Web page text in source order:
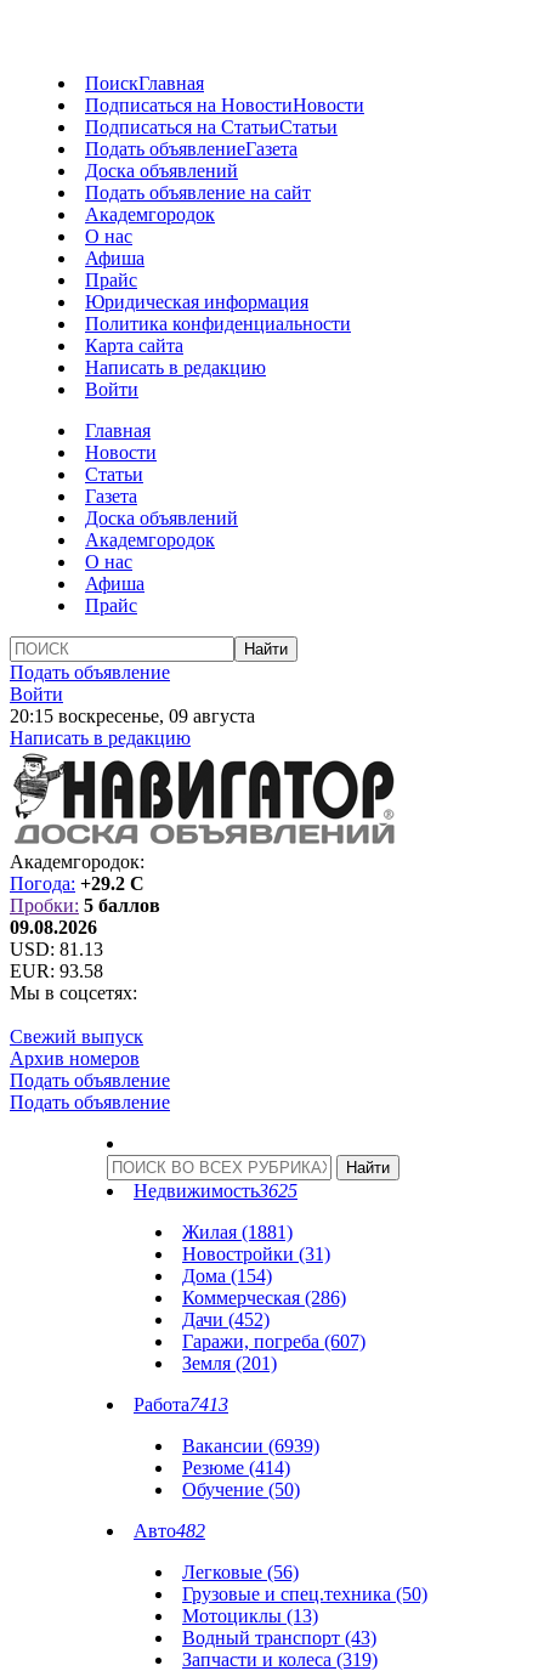
ПоискГлавная
Подписаться на НовостиНовости
Подписаться на СтатьиСтатьи
Подать объявлениеГазета
Доска объявлений
Подать объявление на сайт
Академгородок
О нас
Афиша
Прайс
Юридическая информация
Политика конфиденциальности
Карта сайта
Написать в редакцию
Войти
Главная
Новости
Статьи
Газета
Доска объявлений
Академгородок
О нас
Афиша
Прайс
Подать объявление
Войти
20:15 воскресенье, 09 августа
Написать в редакцию
Академгородок:
Погода: +29.2 C
Пробки: 5 баллов
09.08.2026
USD: 81.13
EUR: 93.58
Мы в соцсетях:
Свежий выпуск
Архив номеров
Подать объявление
Подать объявление
Недвижимость3625
Жилая (1881)
Новостройки (31)
Дома (154)
Коммерческая (286)
Дачи (452)
Гаражи, погреба (607)
Земля (201)
Работа7413
Вакансии (6939)
Резюме (414)
Обучение (50)
Авто482
Легковые (56)
Грузовые и спец.техника (50)
Мотоциклы (13)
Водный транспорт (43)
Запчасти и колеса (319)